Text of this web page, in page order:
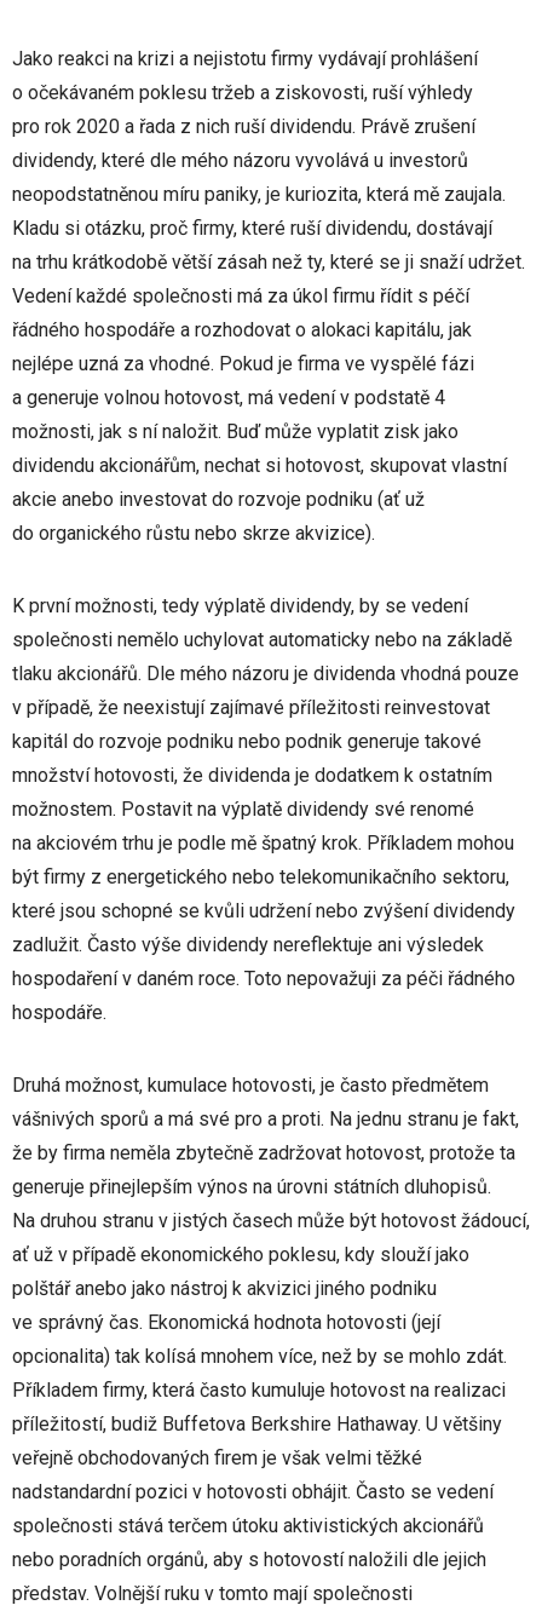
Jako reakci na krizi a nejistotu firmy vydávají prohlášení
o očekávaném poklesu tržeb a ziskovosti, ruší výhledy
pro rok 2020 a řada z nich ruší dividendu. Právě zrušení
dividendy, které dle mého názoru vyvolává u investorů
neopodstatněnou míru paniky, je kuriozita, která mě zaujala.
Kladu si otázku, proč firmy, které ruší dividendu, dostávají
na trhu krátkodobě větší zásah než ty, které se ji snaží udržet.
Vedení každé společnosti má za úkol firmu řídit s péčí
řádného hospodáře a rozhodovat o alokaci kapitálu, jak
nejlépe uzná za vhodné. Pokud je firma ve vyspělé fázi
a generuje volnou hotovost, má vedení v podstatě 4
možnosti, jak s ní naložit. Buď může vyplatit zisk jako
dividendu akcionářům, nechat si hotovost, skupovat vlastní
akcie anebo investovat do rozvoje podniku (ať už
do organického růstu nebo skrze akvizice).
K první možnosti, tedy výplatě dividendy, by se vedení
společnosti nemělo uchylovat automaticky nebo na základě
tlaku akcionářů. Dle mého názoru je dividenda vhodná pouze
v případě, že neexistují zajímavé příležitosti reinvestovat
kapitál do rozvoje podniku nebo podnik generuje takové
množství hotovosti, že dividenda je dodatkem k ostatním
možnostem. Postavit na výplatě dividendy své renomé
na akciovém trhu je podle mě špatný krok. Příkladem mohou
být firmy z energetického nebo telekomunikačního sektoru,
které jsou schopné se kvůli udržení nebo zvýšení dividendy
zadlužit. Často výše dividendy nereflektuje ani výsledek
hospodaření v daném roce. Toto nepovažuji za péči řádného
hospodáře.
Druhá možnost, kumulace hotovosti, je často předmětem
vášnivých sporů a má své pro a proti. Na jednu stranu je fakt,
že by firma neměla zbytečně zadržovat hotovost, protože ta
generuje přinejlepším výnos na úrovni státních dluhopisů.
Na druhou stranu v jistých časech může být hotovost žádoucí,
ať už v případě ekonomického poklesu, kdy slouží jako
polštář anebo jako nástroj k akvizici jiného podniku
ve správný čas. Ekonomická hodnota hotovosti (její
opcionalita) tak kolísá mnohem více, než by se mohlo zdát.
Příkladem firmy, která často kumuluje hotovost na realizaci
příležitostí, budiž Buffetova Berkshire Hathaway. U většiny
veřejně obchodovaných firem je však velmi těžké
nadstandardní pozici v hotovosti obhájit. Často se vedení
společnosti stává terčem útoku aktivistických akcionářů
nebo poradních orgánů, aby s hotovostí naložili dle jejich
představ. Volnější ruku v tomto mají společnosti